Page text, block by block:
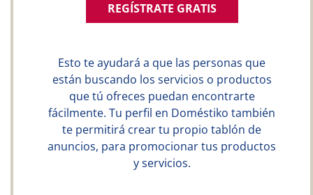
REGÍSTRATE GRATIS
Esto te ayudará a que las personas que
están buscando los servicios o productos
que tú ofreces puedan encontrarte
fácilmente. Tu perfil en Doméstiko también
te permitirá crear tu propio tablón de
anuncios, para promocionar tus productos
y servicios.